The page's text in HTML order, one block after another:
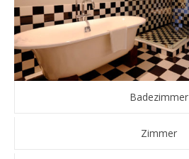
Badezimmer
Zimmer